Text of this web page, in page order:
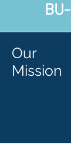
Our
Mission